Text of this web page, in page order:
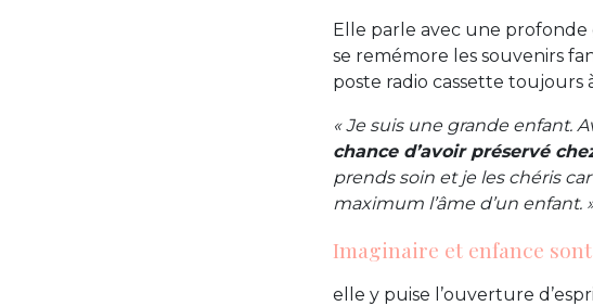
Elle parle avec une profonde
se remémore les souvenirs
poste radio cassette
« Je suis une grande enfant.
chance d’avoir préservé
prends soin et je les chéris
maximum l’âme d’un enfant.
Imaginaire et enfance
elle y puise l’ouverture